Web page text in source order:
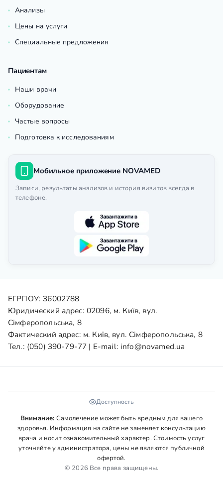
Анализы
Цены на услуги
Специальные предложения
Пациентам
Наши врачи
Оборудование
Частые вопросы
Подготовка к исследованиям
Мобильное приложение NOVAMED
Записи, результаты анализов и история визитов всегда в
телефоне.
ЕГРПОУ: 36002788
Юридический адрес: 02096, м. Київ, вул.
Сімферопольська, 8
Фактический адрес: м. Київ, вул. Сімферопольська, 8
Тел.: (050) 390-79-77 | E-mail: info@novamed.ua
Доступность
Внимание: Самолечение может быть вредным для вашего
здоровья. Информация на сайте не заменяет консультацию
врача и носит ознакомительный характер. Стоимость услуг
уточняйте у администратора, цены не являются публичной
офертой.
© 2026 Все права защищены.